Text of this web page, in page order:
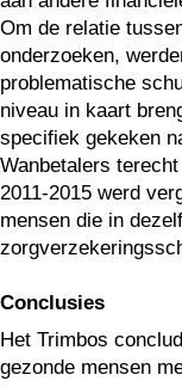
Om de relatie
onderzoeken,
problematische
niveau in kaart
specifiek gekeken
Wanbetalers
2011-2015 werd
mensen die in
Conclusies
Het Trimbos
gezonde mensen